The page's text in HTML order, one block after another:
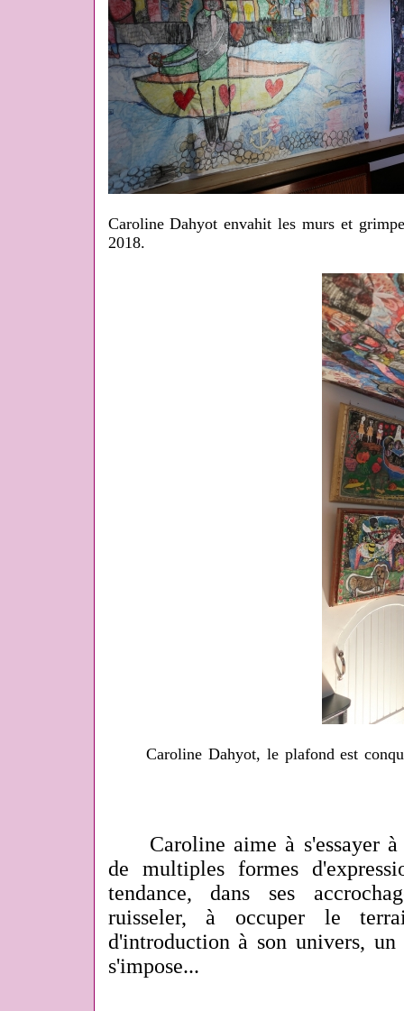
Caroline Dahyot envahit les murs et
2018.
Caroline Dahyot, le plafond est
Caroline aime à s'essayer à
de multiples formes
tendance, dans ses
ruisseler, à occuper le
d'introduction à son univers,
s'impose...